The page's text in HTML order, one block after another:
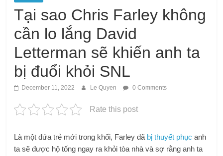
Tại sao Chris Farley không
cần lo lắng David
Letterman sẽ khiến anh ta
bị đuổi khỏi SNL
December 11, 2022 Le Quyen 0 Comments
Rate this post
Là một đứa trẻ mới trong khối, Farley đã bị thuyết phục anh
ta sẽ được hộ tống ngay ra khỏi tòa nhà và sợ rằng anh ta